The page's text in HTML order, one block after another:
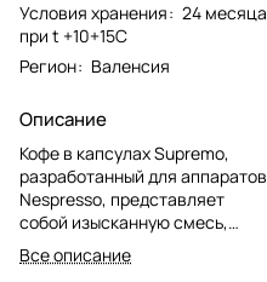
Условия хранения: 24 месяца
при t +10+15С
Регион: Валенсия
Описание
Кофе в капсулах Supremo,
разработанный для аппаратов
Nespresso, представляет
собой изысканную смесь,
состоящую исключительно из
арабики, прошедшей влажную
Все описание